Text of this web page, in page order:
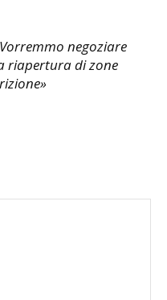
negoziare
riapertura di zone